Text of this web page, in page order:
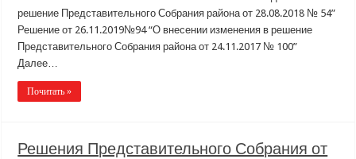
решение Представительного Собрания района от 28.08.2018 № 54”
Решение от 26.11.2019№94 “О внесении изменения в решение
Представительного Собрания района от 24.11.2017 № 100”
Далее…
Почитать »
Решения Представительного Собрания от